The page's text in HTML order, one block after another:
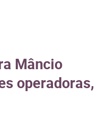
Mâncio
operadoras,